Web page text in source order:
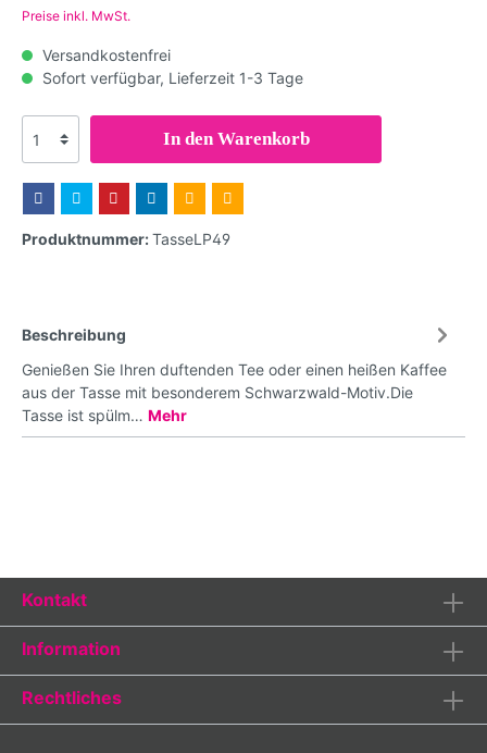
Preise inkl. MwSt.
Versandkostenfrei
Sofort verfügbar, Lieferzeit 1-3 Tage
In den Warenkorb
Produktnummer:TasseLP49
Beschreibung
Genießen Sie Ihren duftenden Tee oder einen heißen Kaffee
aus der Tasse mit besonderem Schwarzwald-Motiv.Die
Tasse ist spülm… Mehr
Kontakt
Information
Rechtliches